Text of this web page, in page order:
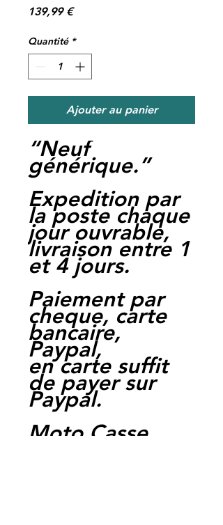
139,99 €Prix
Quantité *
Ajouter au panier
“Neuf
générique.”
Expedition par
la poste chaque
jour ouvrable,
livraison entre 1
et 4 jours.
Paiement par
cheque, carte
bancaire,
Paypal,
en carte suffit
de payer sur
Paypal.
Moto Casse